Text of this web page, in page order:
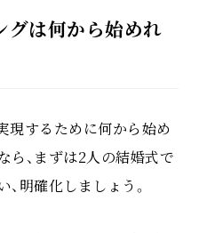
グは何から始めれ
現するために何から始め
ら、まずは2人の結婚式で
明確化しましょう。